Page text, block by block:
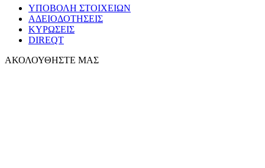
ΥΠΟΒΟΛΗ ΣΤΟΙΧΕΙΩΝ
ΑΔΕΙΟΔΟΤΗΣΕΙΣ
ΚΥΡΩΣΕΙΣ
DIREQT
ΑΚΟΛΟΥΘΗΣΤΕ ΜΑΣ